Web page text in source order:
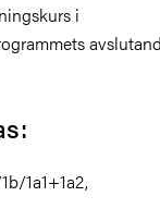
i
1a1+1a2,